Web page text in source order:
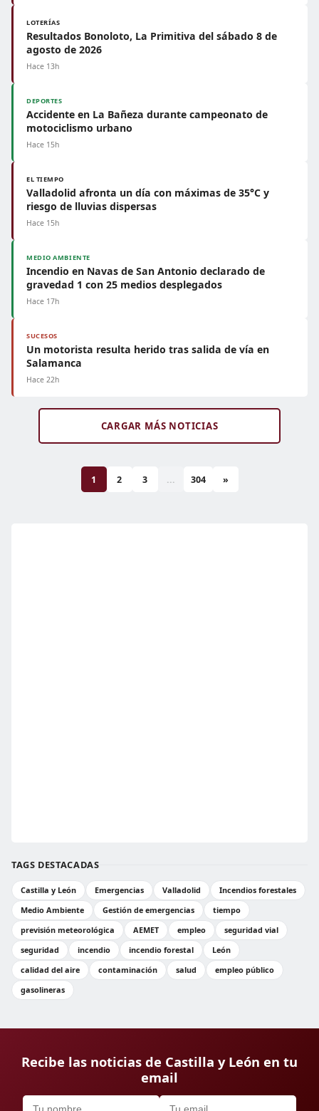
LOTERÍAS
Resultados Bonoloto, La Primitiva del sábado 8 de
agosto de 2026
Hace 13h
DEPORTES
Accidente en La Bañeza durante campeonato de
motociclismo urbano
Hace 15h
EL TIEMPO
Valladolid afronta un día con máximas de 35°C y
riesgo de lluvias dispersas
Hace 15h
MEDIO AMBIENTE
Incendio en Navas de San Antonio declarado de
gravedad 1 con 25 medios desplegados
Hace 17h
SUCESOS
Un motorista resulta herido tras salida de vía en
Salamanca
Hace 22h
CARGAR MÁS NOTICIAS
1 2 3 ... 304 »
TAGS DESTACADAS
Castilla y León Emergencias Valladolid
Incendios forestales
Medio Ambiente
Gestión de emergencias
tiempo
previsión meteorológica
AEMET empleo
seguridad vial
seguridad
incendio incendio forestal
León
calidad del aire
contaminación salud
empleo público
gasolineras
Recibe las noticias de Castilla y León en tu
email